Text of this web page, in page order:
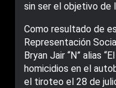
sin ser el objetivo de
Como resultado de
Representación
Bryan Jair “N” alias
homicidios en el
el tiroteo el 28 de